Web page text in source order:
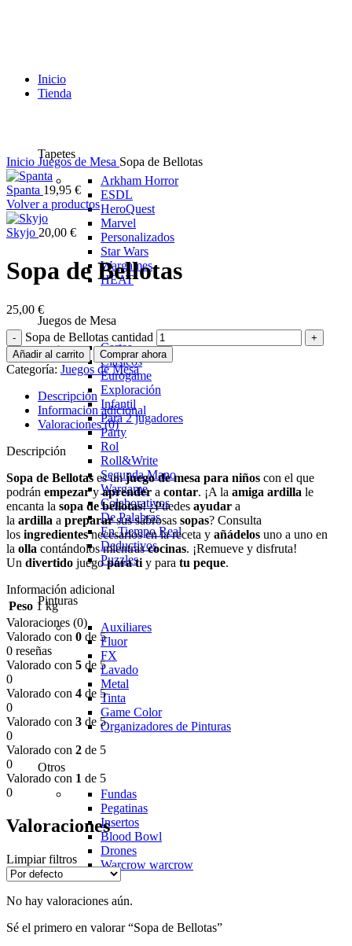
Inicio
Tienda
Tapetes
Arkham Horror
ESDL
HeroQuest
Marvel
Personalizados
Star Wars
Wargames
HEAT
Juegos de Mesa
Cartas
Clasicos
Eurogame
Exploración
Infantil
Para 2 jugadores
Party
Rol
Roll&Write
Segunda Mano
Wargame
Colaborativos
De Palabras
En Tiempo Real
Deductivos
Puzzles
Pinturas
Auxiliares
Fluor
FX
Lavado
Metal
Tinta
Game Color
Organizadores de Pinturas
Otros
Fundas
Pegatinas
Insertos
Blood Bowl
Drones
Warcrow warcrow
Inicio Juegos de Mesa Sopa de Bellotas
Spanta 19,95 €
Volver a productos
Skyjo 20,00 €
Sopa de Bellotas
25,00 €
Sopa de Bellotas cantidad
Añadir al carrito Comprar ahora
Categoría: Juegos de Mesa
Descripción
Información adicional
Valoraciones (0)
Descripción
Sopa de Bellotas es unjuego de mesa para niños con el que
podrán empezaryaprender a contar. ¡A la amiga ardilla le
encanta la sopa de bellotas! ¿Puedes ayudar a
la ardilla a prepararsus sabrosas sopas? Consulta
los ingredientesnecesarios en la receta y añádelos uno a uno en
la olla contándolos mientrascocinas. ¡Remueve y disfruta!
Un divertido juegopara ti y para tu peque.
Información adicional
Peso 1 kg
Valoraciones (0)
Valorado con 0 de 5
0 reseñas
Valorado con 5 de 5
0
Valorado con 4 de 5
0
Valorado con 3 de 5
0
Valorado con 2 de 5
0
Valorado con 1 de 5
0
Valoraciones
Limpiar filtros
No hay valoraciones aún.
Sé el primero en valorar “Sopa de Bellotas”